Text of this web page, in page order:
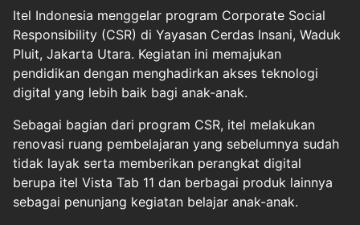
Itel Indonesia menggelar program Corporate Social
Responsibility (CSR) di Yayasan Cerdas Insani, Waduk
Pluit, Jakarta Utara. Kegiatan ini memajukan
pendidikan dengan menghadirkan akses teknologi
digital yang lebih baik bagi anak-anak.
Sebagai bagian dari program CSR, itel melakukan
renovasi ruang pembelajaran yang sebelumnya sudah
tidak layak serta memberikan perangkat digital
berupa itel Vista Tab 11 dan berbagai produk lainnya
sebagai penunjang kegiatan belajar anak-anak.